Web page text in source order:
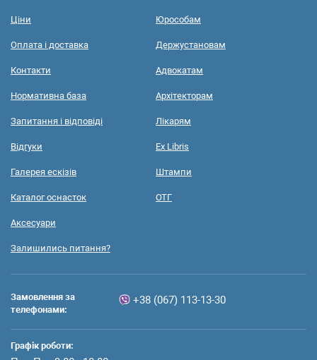
Ціни
Оплата і доставка
Контакти
Нормативна база
Запитання і відповіді
Відгуки
Галерея ескізів
Каталог оснасток
Аксесуари
Залишились питання?
Юрособам
Держустановам
Адвокатам
Архітекторам
Лікарям
Ex Libris
Штампи
ОТГ
Замовлення за
телефонами:
+38 (067) 113-13-30
Графік роботи: